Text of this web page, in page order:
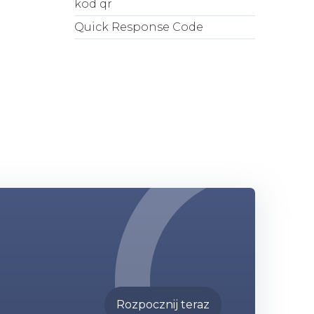
kod qr
Quick Response Code
Rozpocznij teraz